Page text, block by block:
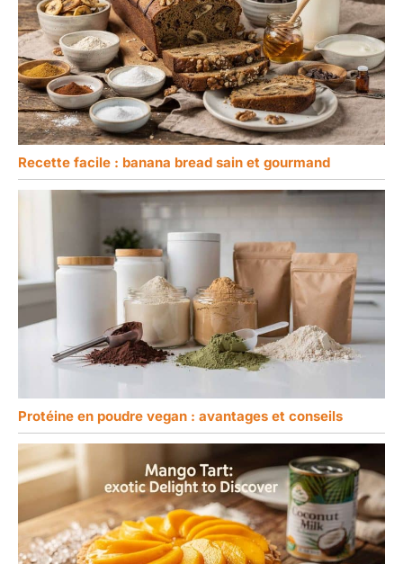
Recette facile : banana bread sain et gourmand
Protéine en poudre vegan : avantages et conseils